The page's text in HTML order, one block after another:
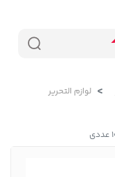
لوازم التحریر